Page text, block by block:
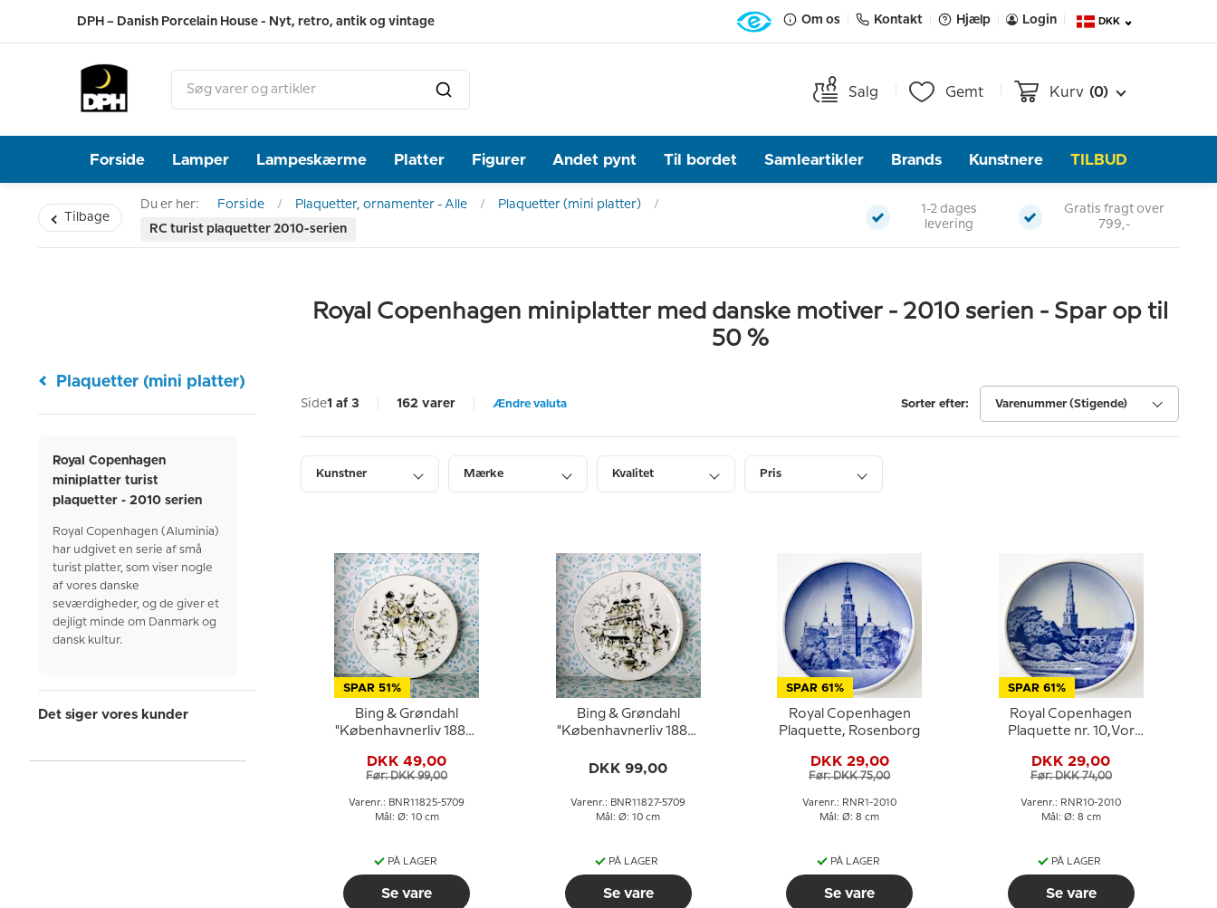
DPH – Danish Porcelain House - Nyt, retro, antik og vintage Om os Kontakt Hjælp Login DKK
Salg Gemt Kurv (0)
Forside Lamper Lampeskærme Platter Figurer Andet pynt Til bordet Samleartikler Brands Kunstnere TILBUD
Tilbage
Du er her: Forside Plaquetter, ornamenter - Alle
Plaquetter (mini platter)
RC turist plaquetter 2010-serien
1-2 dages
levering
Gratis fragt over
799,-
Plaquetter (mini platter)
Royal Copenhagen
miniplatter turist
plaquetter - 2010 serien
Royal Copenhagen (Aluminia)
har udgivet en serie af små
turist platter, som viser nogle
af vores danske
seværdigheder, og de giver et
dejligt minde om Danmark og
dansk kultur.
Det siger vores kunder
Royal Copenhagen miniplatter med danske motiver - 2010 serien - Spar op til
50 %
Side1 af 3 162 varer Ændre valuta Sorter efter: Varenummer (Stigende)
Kunstner Mærke Kvalitet Pris
SPAR 51%
Bing & Grøndahl
"Københavnerliv 1885"
Vintersværmeri
DKK 49,00
Før: DKK 99,00
Varenr.: BNR11825-5709
Mål: Ø: 10 cm
PÅ LAGER
Se vare
Bing & Grøndahl
"Københavnerliv 1885"
Damerne først
DKK 99,00
Varenr.: BNR11827-5709
Mål: Ø: 10 cm
PÅ LAGER
Se vare
SPAR 61%
Royal Copenhagen
Plaquette, Rosenborg
DKK 29,00
Før: DKK 75,00
Varenr.: RNR1-2010
Mål: Ø: 8 cm
PÅ LAGER
Se vare
SPAR 61%
Royal Copenhagen
Plaquette nr. 10,Vor
DKK 29,00
Før: DKK 74,00
Varenr.: RNR10-2010
Mål: Ø: 8 cm
PÅ LAGER
Se vare